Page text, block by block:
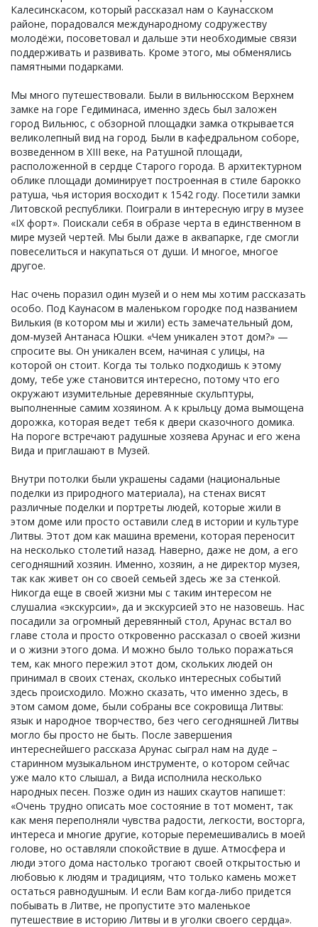
Калесинскасом, который рассказал нам о Каунасском
районе, порадовался международному содружеству
молодёжи, посоветовал и дальше эти необходимые связи
поддерживать и развивать. Кроме этого, мы обменялись
памятными подарками.
Мы много путешествовали. Были в вильнюсском Верхнем
замке на горе Гедиминаса, именно здесь был заложен
город Вильнюс, с обзорной площадки замка открывается
великолепный вид на город. Были в кафедральном соборе,
возведенном в XIII веке, на Ратушной площади,
расположенной в сердце Старого города. В архитектурном
облике площади доминирует построенная в стиле барокко
ратуша, чья история восходит к 1542 году. Посетили замки
Литовской республики. Поиграли в интересную игру в музее
«IX форт». Поискали себя в образе черта в единственном в
мире музей чертей. Мы были даже в аквапарке, где смогли
повеселиться и накупаться от души. И многое, многое
другое.
Нас очень поразил один музей и о нем мы хотим рассказать
особо. Под Каунасом в маленьком городке под названием
Вилькия (в котором мы и жили) есть замечательный дом,
дом-музей Антанаса Юшки. «Чем уникален этот дом?» —
спросите вы. Он уникален всем, начиная с улицы, на
которой он стоит. Когда ты только подходишь к этому
дому, тебе уже становится интересно, потому что его
окружают изумительные деревянные скульптуры,
выполненные самим хозяином. А к крыльцу дома вымощена
дорожка, которая ведет тебя к двери сказочного домика.
На пороге встречают радушные хозяева Арунас и его жена
Вида и приглашают в Музей.
Внутри потолки были украшены садами (национальные
поделки из природного материала), на стенах висят
различные поделки и портреты людей, которые жили в
этом доме или просто оставили след в истории и культуре
Литвы. Этот дом как машина времени, которая переносит
на несколько столетий назад. Наверно, даже не дом, а его
сегодняшний хозяин. Именно, хозяин, а не директор музея,
так как живет он со своей семьей здесь же за стенкой.
Никогда еще в своей жизни мы с таким интересом не
слушалиа «экскурсии», да и экскурсией это не назовешь. Нас
посадили за огромный деревянный стол, Арунас встал во
главе стола и просто откровенно рассказал о своей жизни
и о жизни этого дома. И можно было только поражаться
тем, как много пережил этот дом, скольких людей он
принимал в своих стенах, сколько интересных событий
здесь происходило. Можно сказать, что именно здесь, в
этом самом доме, были собраны все сокровища Литвы:
язык и народное творчество, без чего сегодняшней Литвы
могло бы просто не быть. После завершения
интереснейшего рассказа Арунас сыграл нам на дуде –
старинном музыкальном инструменте, о котором сейчас
уже мало кто слышал, а Вида исполнила несколько
народных песен. Позже один из наших скаутов напишет:
«Очень трудно описать мое состояние в тот момент, так
как меня переполняли чувства радости, легкости, восторга,
интереса и многие другие, которые перемешивались в моей
голове, но оставляли спокойствие в душе. Атмосфера и
люди этого дома настолько трогают своей открытостью и
любовью к людям и традициям, что только камень может
остаться равнодушным. И если Вам когда-либо придется
побывать в Литве, не пропустите это маленькое
путешествие в историю Литвы и в уголки своего сердца».